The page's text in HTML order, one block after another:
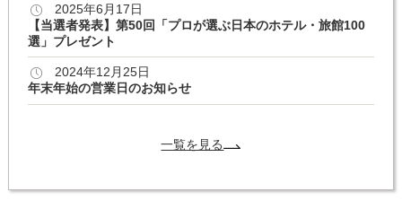
2025年6月17日
【当選者発表】第50回「プロが選ぶ日本のホテル・旅館100
選」プレゼント
2024年12月25日
年末年始の営業日のお知らせ
一覧を見る